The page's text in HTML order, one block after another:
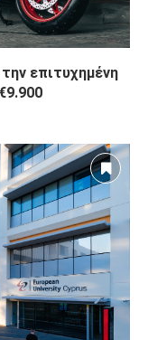
επιτυχημένη